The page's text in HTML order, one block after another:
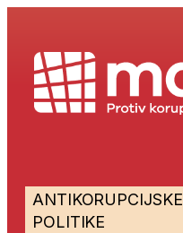
ANTIKORUPCIJSKE
POLITIKE